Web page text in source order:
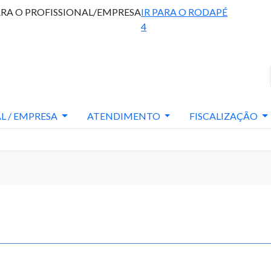
O PROFISSIONAL/EMPRESAIR PARA O RODAPÉ
4
/ EMPRESA ATENDIMENTO FISCALIZAÇÃO